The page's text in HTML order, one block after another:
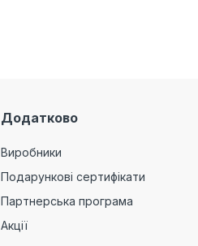
Додатково
Виробники
Подарункові сертифікати
Партнерська програма
Акції